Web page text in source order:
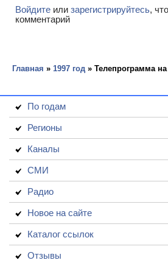
Войдите или зарегистрируйтесь,
комментарий
Главная » 1997 год » Телепрограмма на
По годам
Регионы
Каналы
СМИ
Радио
Новое на сайте
Каталог ссылок
Отзывы